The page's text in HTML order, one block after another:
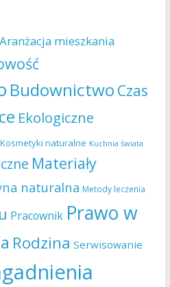
Aranżacja mieszkania
Budownictwo Czas
Ekologiczne
Kosmetyki naturalne Kuchnia świata
Materiały
naturalna Metody leczenia
Pracownik Prawo w
Rodzina Serwisowanie